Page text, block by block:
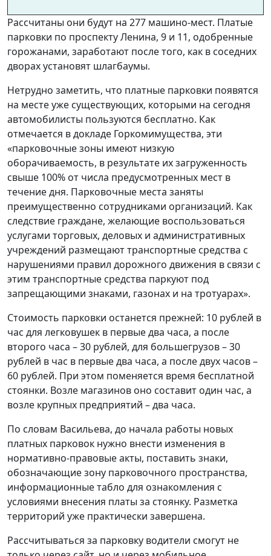
Рассчитаны они будут на 277 машино-мест. Платые
парковки по проспекту Ленина, 9 и 11, одобренные
горожанами, заработают после того, как в соседних
дворах установят шлагбаумы.
Нетрудно заметить, что платные парковки появятся
на месте уже существующих, которыми на сегодня
автомобилисты пользуются бесплатно. Как
отмечается в докладе Горкомимущества, эти
«парковочные зоны имеют низкую
оборачиваемость, в результате их загруженность
свыше 100% от числа предусмотренных мест в
течение дня. Парковочные места заняты
преимущественно сотрудниками организаций. Как
следствие граждане, желающие воспользоваться
услугами торговых, деловых и административных
учреждений размещают транспортные средства с
нарушениями правил дорожного движения в связи с
этим транспортные средства паркуют под
запрещающими знаками, газонах и на тротуарах».
Стоимость парковки останется прежней: 10 рублей в
час для легковушек в первые два часа, а после
второго часа – 30 рублей, для большегрузов – 30
рублей в час в первые два часа, а после двух часов –
60 рублей. При этом поменяется время бесплатной
стоянки. Возле магазинов оно составит один час, а
возле крупных предприятий – два часа.
По словам Васильева, до начала работы новых
платных парковок нужно внести изменения в
нормативно-правовые акты, поставить знаки,
обозначающие зону парковочного пространства,
информационные табло для ознакомления с
условиями внесения платы за стоянку. Разметка
территорий уже практически завершена.
Рассчитываться за парковку водители смогут не